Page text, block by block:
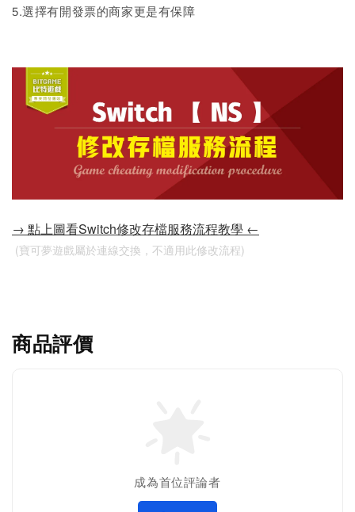
5.選擇有開發票的商家更是有保障
→ 點上圖看Switch修改存檔服務流程教學 ←
(寶可夢遊戲屬於連線交換，不適用此修改流程)
商品評價
成為首位評論者